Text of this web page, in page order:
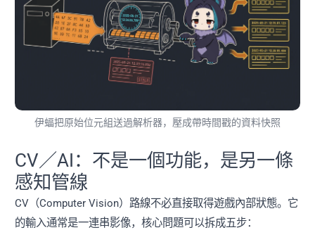
伊蝠把原始位元組送過解析器，壓成帶時間戳的資料快照
CV／AI：不是一個功能，是另一條
感知管線
CV（Computer Vision）路線不必直接取得遊戲內部狀態。它
的輸入通常是一連串影像，核心問題可以拆成五步：